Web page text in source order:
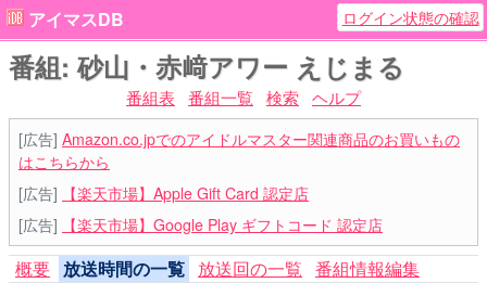
アイマスDB ログイン状態の確認
番組: 砂山・赤﨑アワー えじまる
番組表 番組一覧 検索 ヘルプ
[広告] Amazon.co.jpでのアイドルマスター関連商品のお買いもの
はこちらから
[広告]
【楽天市場】Apple Gift Card 認定店
[広告]
【楽天市場】Google Play ギフトコード 認定店
概要 放送時間の一覧 放送回の一覧 番組情報編集